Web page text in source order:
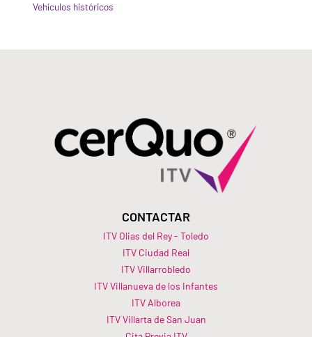
Vehículos históricos
CONTACTAR
ITV Olias del Rey - Toledo
ITV Ciudad Real
ITV Villarrobledo
ITV Villanueva de los Infantes
ITV Alborea
ITV Villarta de San Juan